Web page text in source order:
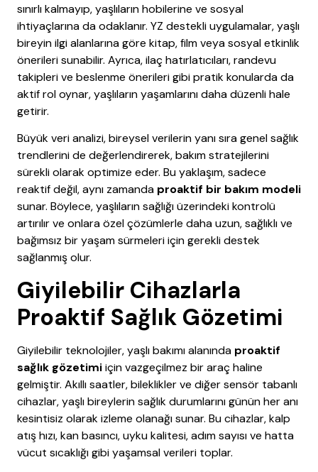
sınırlı kalmayıp, yaşlıların hobilerine ve sosyal
ihtiyaçlarına da odaklanır. YZ destekli uygulamalar, yaşlı
bireyin ilgi alanlarına göre kitap, film veya sosyal etkinlik
önerileri sunabilir. Ayrıca, ilaç hatırlatıcıları, randevu
takipleri ve beslenme önerileri gibi pratik konularda da
aktif rol oynar, yaşlıların yaşamlarını daha düzenli hale
getirir.
Büyük veri analizi, bireysel verilerin yanı sıra genel sağlık
trendlerini de değerlendirerek, bakım stratejilerini
sürekli olarak optimize eder. Bu yaklaşım, sadece
reaktif değil, aynı zamanda proaktif bir bakım modeli
sunar. Böylece, yaşlıların sağlığı üzerindeki kontrolü
artırılır ve onlara özel çözümlerle daha uzun, sağlıklı ve
bağımsız bir yaşam sürmeleri için gerekli destek
sağlanmış olur.
Giyilebilir Cihazlarla
Proaktif Sağlık Gözetimi
Giyilebilir teknolojiler, yaşlı bakımı alanında proaktif
sağlık gözetimiiçin vazgeçilmez bir araç haline
gelmiştir. Akıllı saatler, bileklikler ve diğer sensör tabanlı
cihazlar, yaşlı bireylerin sağlık durumlarını günün her anı
kesintisiz olarak izleme olanağı sunar. Bu cihazlar, kalp
atış hızı, kan basıncı, uyku kalitesi, adım sayısı ve hatta
vücut sıcaklığı gibi yaşamsal verileri toplar.